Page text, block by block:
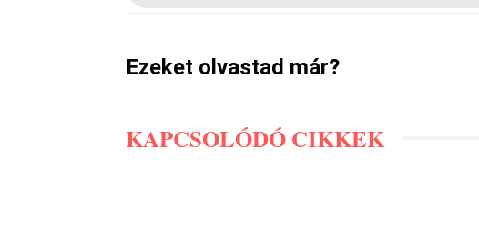
Ezeket olvastad már?
KAPCSOLÓDÓ CIKKEK